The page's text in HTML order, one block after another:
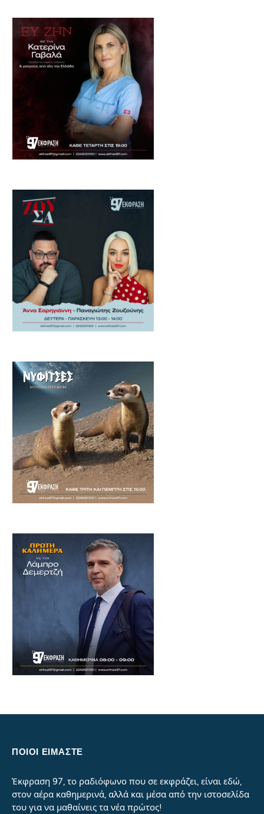
ΠΟΙΟΙ ΕΙΜΑΣΤΕ
Έκφραση 97, το ραδιόφωνο που σε εκφράζει, είναι εδώ,
στον αέρα καθημερινά, αλλά και μέσα από την ιστοσελίδα
του για να μαθαίνεις τα νέα πρώτος!